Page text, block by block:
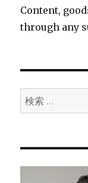
Content,
through any
検
索: